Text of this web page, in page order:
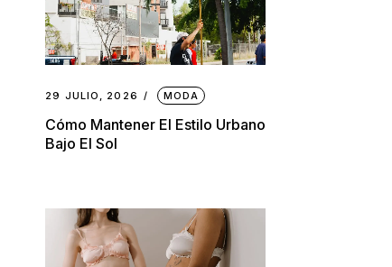
29 JULIO, 2026 MODA
Cómo Mantener El Estilo Urbano
Bajo El Sol